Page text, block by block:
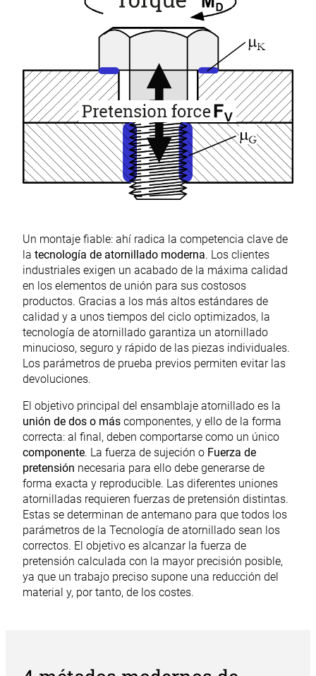
Un montaje fiable: ahí radica la competencia clave de
la tecnología de atornillado moderna. Los clientes
industriales exigen un acabado de la máxima calidad
en los elementos de unión para sus costosos
productos. Gracias a los más altos estándares de
calidad y a unos tiempos del ciclo optimizados, la
tecnología de atornillado garantiza un atornillado
minucioso, seguro y rápido de las piezas individuales.
Los parámetros de prueba previos permiten evitar las
devoluciones.
El objetivo principal del ensamblaje atornillado es la
unión de dos o máscomponentes, y ello de la forma
correcta: al final, deben comportarse como un único
componente. La fuerza de sujeción o Fuerza de
pretensión necesaria para ello debe generarse de
forma exacta y reproducible. Las diferentes uniones
atornilladas requieren fuerzas de pretensión distintas.
Estas se determinan de antemano para que todos los
parámetros de la Tecnología de atornillado sean los
correctos. El objetivo es alcanzar la fuerza de
pretensión calculada con la mayor precisión posible,
ya que un trabajo preciso supone una reducción del
material y, por tanto, de los costes.